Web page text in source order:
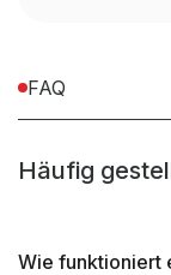
Regaltyp
FAQ
Häufig
Wie funktioniert